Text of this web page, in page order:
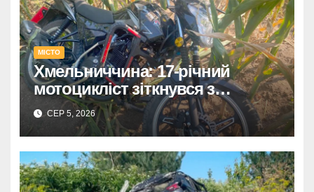
МІСТО
Хмельниччина: 17-річний
мотоцикліст зіткнувся з
КАМАЗом – є постраждалий.
СЕР 5, 2026